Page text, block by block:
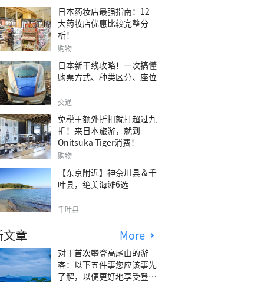
日本药妆店最强指南：12
大药妆店优惠比较完整分
析！
购物
日本新干线攻略！一次搞懂
购票方式、种类区分、座位
交通
免税＋额外折扣就打超过九
折！来日本旅游，就到
Onitsuka Tiger消费！
购物
【东京附近】神奈川县＆千
叶县，绝美海滩6选
千叶县
章 More
对于首次攀登高尾山的游
客：以下五件事您应该事先
了解，以便更好地享受登山